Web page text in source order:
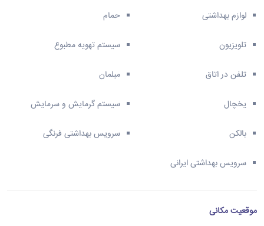
لوازم بهداشتی حمام
تلویزیون سیستم تهویه مطبوع
تلفن در اتاق مبلمان
یخچال سیستم گرمایش و سرمایش
بالکن سرویس بهداشتی فرنگی
سرویس بهداشتی ایرانی
موقعیت مکانی